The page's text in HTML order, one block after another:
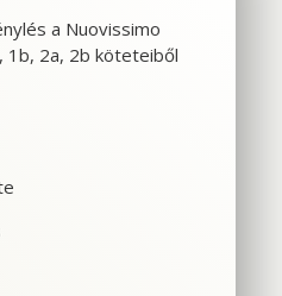
OLASZOSOKNAK
a Nuovissimo
1b, 2a, 2b köteteiből